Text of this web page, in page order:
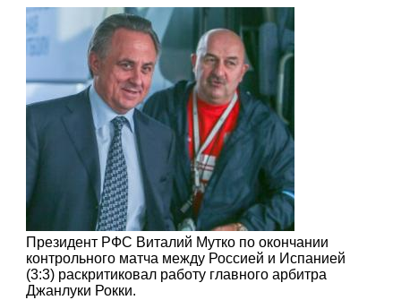
Президент РФС Виталий Мутко по окончании
контрольного матча между Россией и Испанией
(3:3) раскритиковал работу главного арбитра
Джанлуки Рокки.